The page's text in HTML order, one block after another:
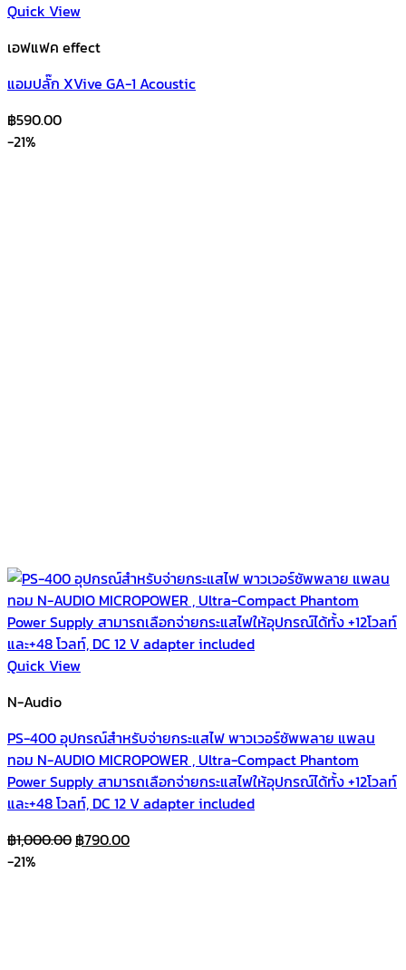
Quick View
เอฟแฟค effect
แอมปลั๊ก XVive GA-1 Acoustic
฿590.00
-21%
Quick View
N-Audio
PS-400 อุปกรณ์สำหรับจ่ายกระแสไฟ พาวเวอร์ซัพพลาย แพลน
ทอม N-AUDIO MICROPOWER , Ultra-Compact Phantom
Power Supply สามารถเลือกจ่ายกระแสไฟให้อุปกรณ์ได้ทั้ง +12โวลท์
และ+48 โวลท์, DC 12 V adapter included
฿1,000.00 Original
฿790.00Current
-21%